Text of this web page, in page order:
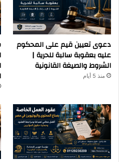
دعوى تعيين قيم على المحكوم
عليه بعقوبة سالبة للحرية |
الشروط والصيغة القانونية
منذ 5 أيام